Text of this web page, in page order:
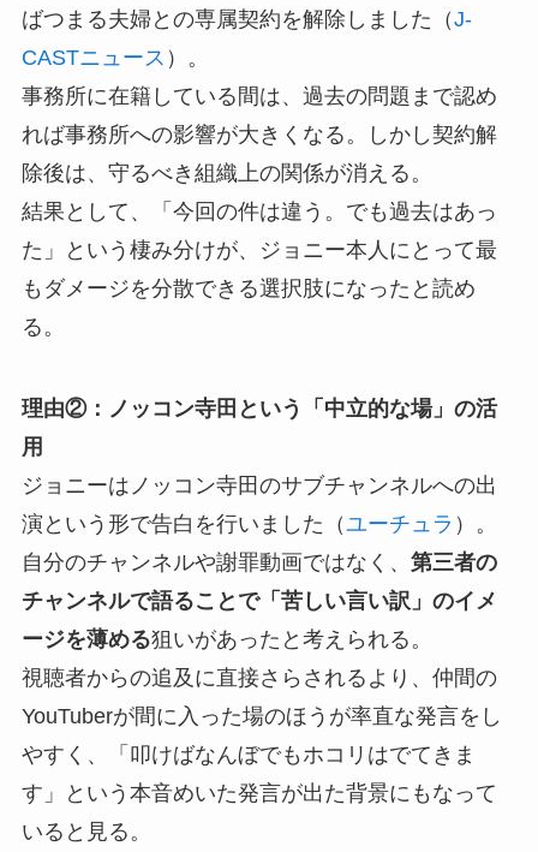
ばつまる夫婦との専属契約を解除しました（J-
CASTニュース ）。
事務所に在籍している間は、過去の問題まで認め
れば事務所への影響が大きくなる。しかし契約解
除後は、守るべき組織上の関係が消える。
結果として、「今回の件は違う。でも過去はあっ
た」という棲み分けが、ジョニー本人にとって最
もダメージを分散できる選択肢になったと読め
る。
理由②：ノッコン寺田という「中立的な場」の活
用
ジョニーはノッコン寺田のサブチャンネルへの出
演という形で告白を行いました（ユーチュラ ）。
自分のチャンネルや謝罪動画ではなく、 第三者の
チャンネルで語ることで「苦しい言い訳」のイメ
ージを薄める狙いがあったと考えられる。
視聴者からの追及に直接さらされるより、仲間の
YouTuberが間に入った場のほうが率直な発言をし
やすく、「叩けばなんぼでもホコリはでてきま
す」という本音めいた発言が出た背景にもなって
いると見る。